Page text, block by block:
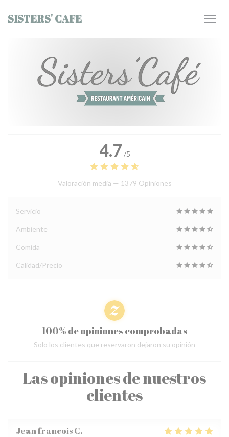
SISTERS' CAFE
Las opiniones de nuestros
clientes
Jean francoisC
4.7 /5
Valoración media — 1379 Opiniones
Servicio
Ambiente
Comida
Calidad/Precio
100% de opiniones comprobadas
Solo los clientes que reservaron dejaron su opinión